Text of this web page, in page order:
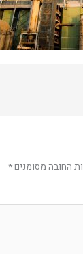
החובה מסומנים*